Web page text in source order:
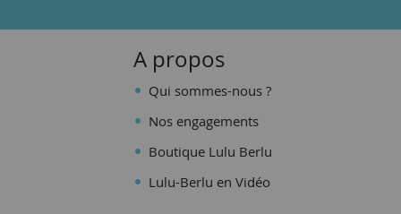
A propos
Qui sommes-nous ?
Nos engagements
Boutique Lulu Berlu
Lulu-Berlu en Vidéo